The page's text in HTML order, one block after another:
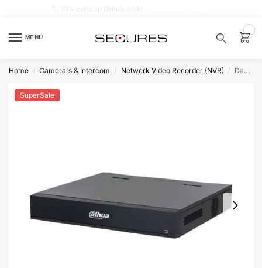
MENU
product…
Alarm
samenstellen
Home / Camera's & Intercom / Netwerk Video Recorder (NVR) / Dahua NVR5432-EI2 Zonder PoE, Zonder Opslag, Geschikt voor 32 IP camera’s
SuperSale